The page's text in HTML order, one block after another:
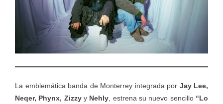
La emblemática banda de Monterrey integrada por Jay Lee,
Neqer, Phynx, Zizzyy Nehly, estrena su nuevo sencillo “Lo